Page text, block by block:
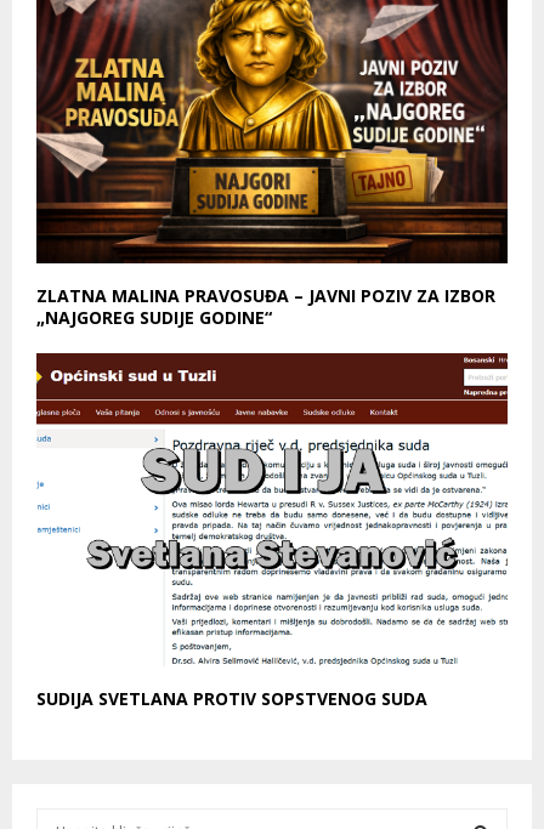
ZLATNA MALINA PRAVOSUĐA – JAVNI POZIV ZA IZBOR
„NAJGOREG SUDIJE GODINE“
SUDIJA SVETLANA PROTIV SOPSTVENOG SUDA